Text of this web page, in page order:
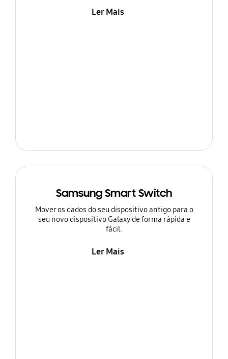
Ler Mais
Samsung Smart Switch
Mover os dados do seu dispositivo antigo para o
seu novo dispositivo Galaxy de forma rápida e
fácil.
Ler Mais